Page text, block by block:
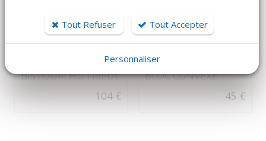
DÉTAILS
BISTOURI HU FRIEDY
104 €
DÉTAILS
PÉRIOTOME MONO
BLOC CONVEXE
45 €
Tout Refuser Tout Accepter
Personnaliser